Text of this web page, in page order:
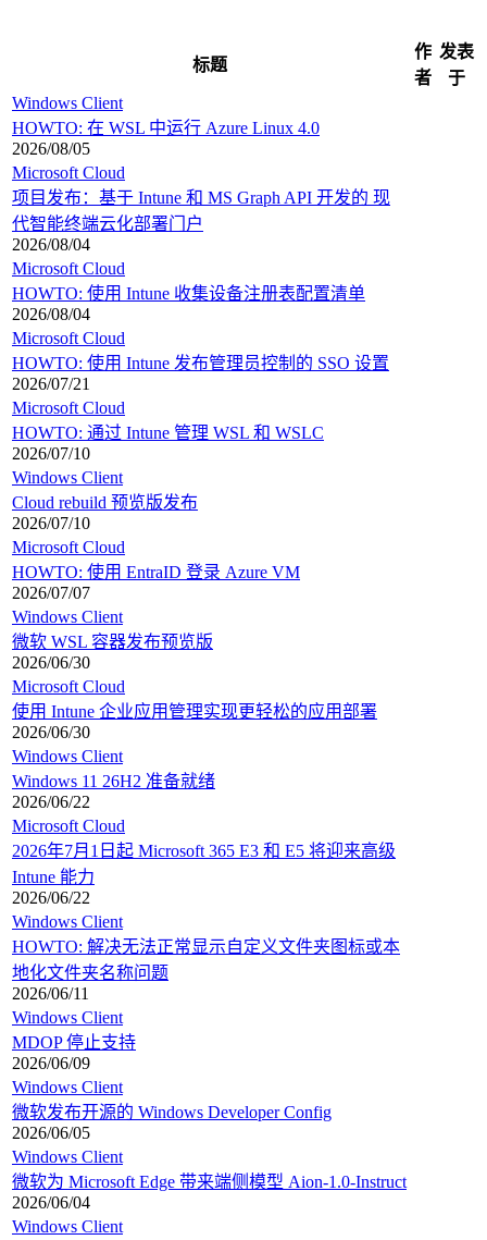
标题
作
者
发表
于
Windows Client
HOWTO: 在 WSL 中运行 Azure Linux 4.0
2026/08/05
Microsoft Cloud
项目发布：基于 Intune 和 MS Graph API 开发的 现
代智能终端云化部署门户
2026/08/04
Microsoft Cloud
HOWTO: 使用 Intune 收集设备注册表配置清单
2026/08/04
Microsoft Cloud
HOWTO: 使用 Intune 发布管理员控制的 SSO 设置
2026/07/21
Microsoft Cloud
HOWTO: 通过 Intune 管理 WSL 和 WSLC
2026/07/10
Windows Client
Cloud rebuild 预览版发布
2026/07/10
Microsoft Cloud
HOWTO: 使用 EntraID 登录 Azure VM
2026/07/07
Windows Client
微软 WSL 容器发布预览版
2026/06/30
Microsoft Cloud
使用 Intune 企业应用管理实现更轻松的应用部署
2026/06/30
Windows Client
Windows 11 26H2 准备就绪
2026/06/22
Microsoft Cloud
2026年7月1日起 Microsoft 365 E3 和 E5 将迎来高级
Intune 能力
2026/06/22
Windows Client
HOWTO: 解决无法正常显示自定义文件夹图标或本
地化文件夹名称问题
2026/06/11
Windows Client
MDOP 停止支持
2026/06/09
Windows Client
微软发布开源的 Windows Developer Config
2026/06/05
Windows Client
微软为 Microsoft Edge 带来端侧模型 Aion-1.0-Instruct
2026/06/04
Windows Client